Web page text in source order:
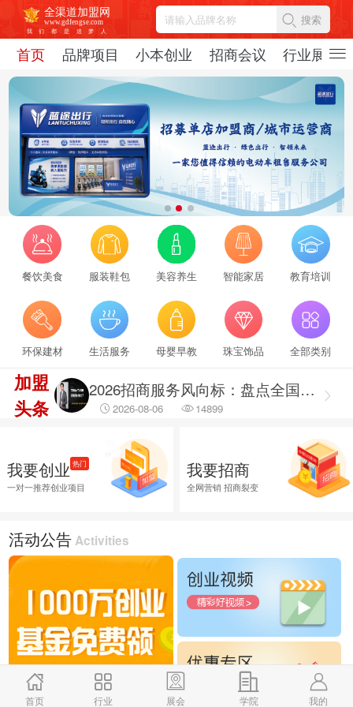
全渠道加盟网
www.gdfengse.com
我
们 都 是 追 梦 人
搜索
首页 品牌项目 小本创业 招商会议 行业展会
首页 行业 展会 学院 我的
餐饮美食 服装鞋包 美容养生 智能家居 教育培训
环保建材 生活服务 母婴早教 珠宝饰品 全部类别
加盟
头条
2026招商服务行业转型：新势力崛起与标杆企业引领，从区域到全国的发展新路径
2026-08-06 69450
2026招商服务风向标：盘点全国头部机构与实战派专家
2026-08-06 14899
2026融资服务行业调研出炉：聚焦合规治理 筑牢企业融资安全防线
2026-08-06
2026融资服务行业调研：破解供需错位难题 提升企业融资落地效能
2026-08-06 25996
我要创业 热门
一对一推荐创业项目
我要招商
全网营销 招商裂变
活动公告 Activities